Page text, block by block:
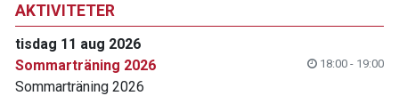
AKTIVITETER
tisdag 11 aug 2026
Sommarträning 2026
18:00 - 19:00
Sommarträning 2026